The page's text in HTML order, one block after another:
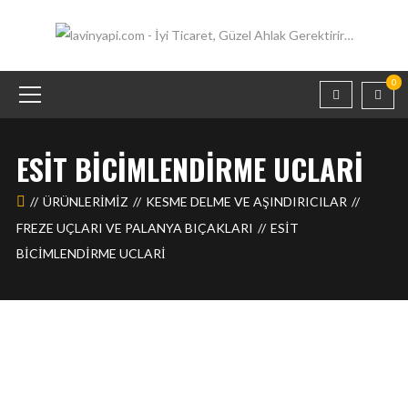
0
ESIT BICIMLENDIRME UCLARI
ÜRÜNLERIMIZ
KESME DELME VE AŞINDIRICILAR
FREZE UÇLARI VE PALANYA BIÇAKLARI
ESIT
BICIMLENDIRME UCLARI